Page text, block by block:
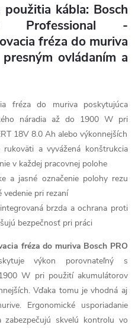
kábla: Bosch
Professional -
fréza do muriva
ovládaním a
fréza do muriva poskytujúca
náradia až do 1900 W pri
18V 8.0 Ah alebo výkonnejších
rukoväti a vyvážená konštrukcia
v každej pracovnej polohe
a jasné označenie polohy rezu
vedenie pri rezaní
brzda a ochrana proti
bezpečnosť pri práci
fréza do muriva Bosch PRO
výkon porovnateľný s
W pri použití akumulátorov
Vďaka tomu je vhodná aj
Ergonomické usporiadanie
zabezpečujú skvelú kontrolu vo